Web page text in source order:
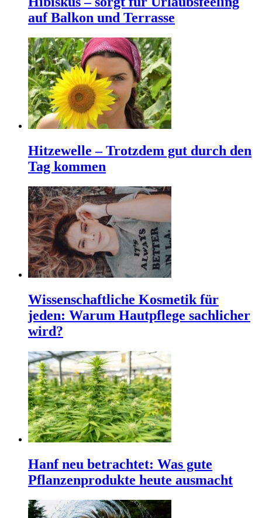
auf Balkon und Terrasse
Hitzewelle – Trotzdem gut durch den
Tag kommen
Wissenschaftliche Kosmetik für
jeden: Warum Hautpflege sachlicher
wird?
Hanf neu betrachtet: Was gute
Pflanzenprodukte heute ausmacht